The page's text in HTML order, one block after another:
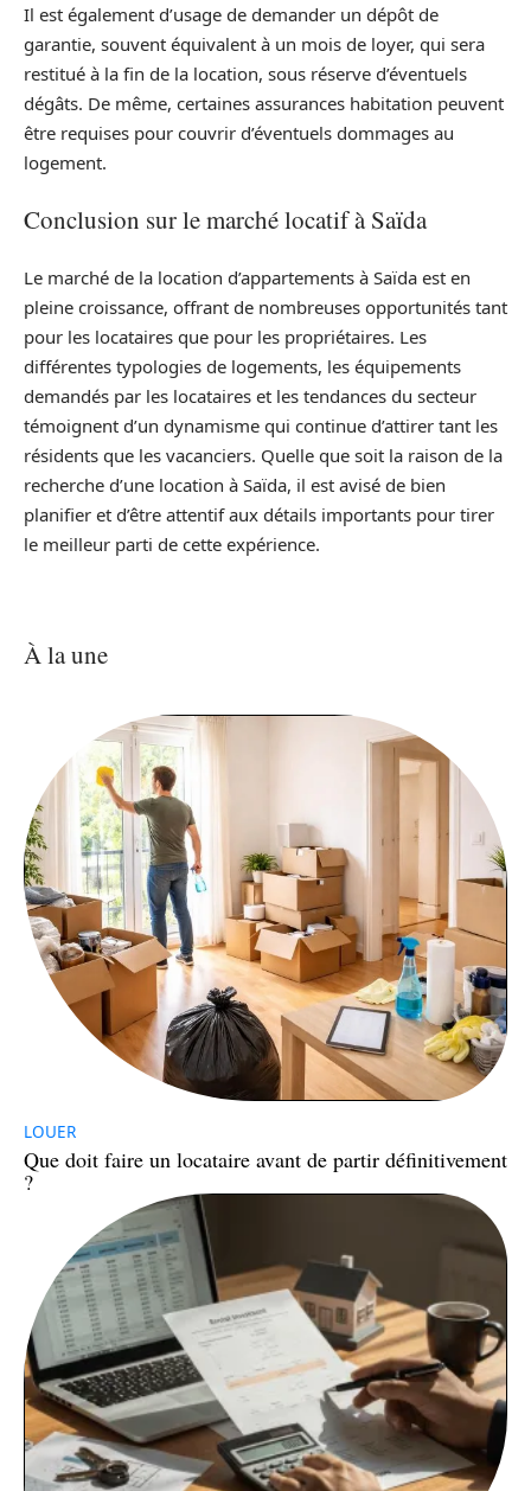
Il est également d’usage de demander un dépôt de
garantie, souvent équivalent à un mois de loyer, qui sera
restitué à la fin de la location, sous réserve d’éventuels
dégâts. De même, certaines assurances habitation peuvent
être requises pour couvrir d’éventuels dommages au
logement.
Conclusion sur le marché locatif à Saïda
Le marché de la location d’appartements à Saïda est en
pleine croissance, offrant de nombreuses opportunités tant
pour les locataires que pour les propriétaires. Les
différentes typologies de logements, les équipements
demandés par les locataires et les tendances du secteur
témoignent d’un dynamisme qui continue d’attirer tant les
résidents que les vacanciers. Quelle que soit la raison de la
recherche d’une location à Saïda, il est avisé de bien
planifier et d’être attentif aux détails importants pour tirer
le meilleur parti de cette expérience.
À la une
LOUER
Que doit faire un locataire avant de partir définitivement
?